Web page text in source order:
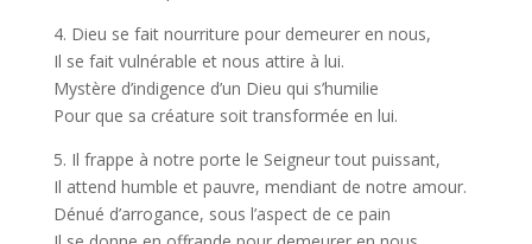
4. Dieu se fait nourriture pour demeurer en nous,
Il se fait vulnérable et nous attire à lui.
Mystère d’indigence d’un Dieu qui s’humilie
Pour que sa créature soit transformée en lui.
5. Il frappe à notre porte le Seigneur tout puissant,
Il attend humble et pauvre, mendiant de notre amour.
Dénué d’arrogance, sous l’aspect de ce pain